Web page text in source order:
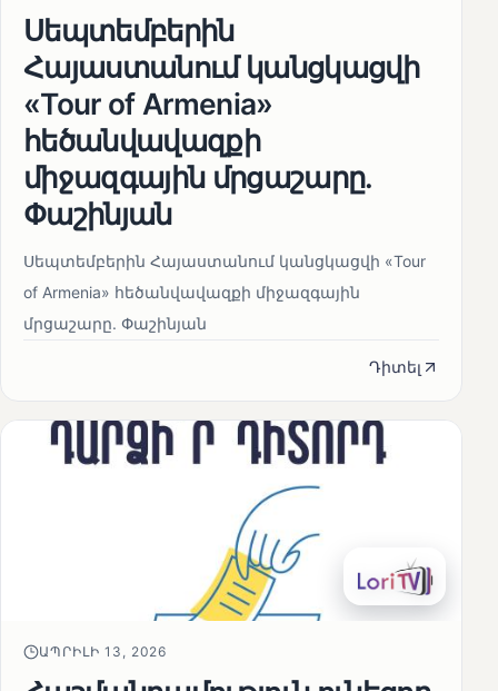
Սեպտեմբերին
Հայաստանում կանցկացվի
«Tour of Armenia»
հեծանվավազքի
միջազգային մրցաշարը.
Փաշինյան
Սեպտեմբերին Հայաստանում կանցկացվի «Tour
of Armenia» հեծանվավազքի միջազգային
մրցաշարը. Փաշինյան
Դիտել
ԱՊՐԻԼԻ 13, 2026